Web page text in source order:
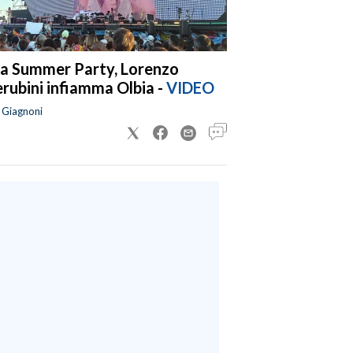
Summer Party, Lorenzo
infiamma Olbia - VIDEO